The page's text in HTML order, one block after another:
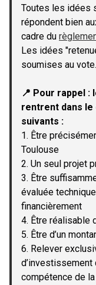
Toutes les idées
répondent bien
cadre du
Les idées
soumises au vote.
📍 Pour rappel
rentrent dans le
suivants :
1. Être
Toulouse
2. Un seul projet
3. Être
évaluée
financièrement
4. Être réalisable
5. Être d’un
6. Relever
d’investissement
compétence de